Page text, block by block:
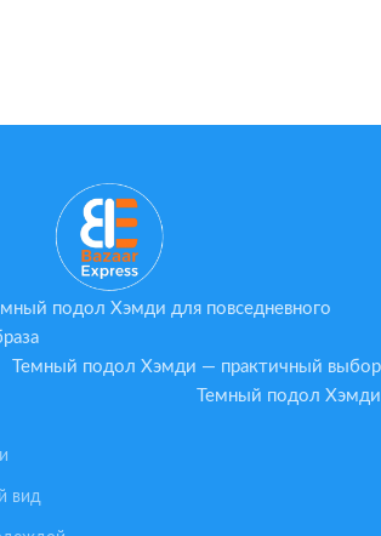
подол Хэмди для повседневного
Темный подол Хэмди — практичный выбор
Темный подол Хэмди
вид